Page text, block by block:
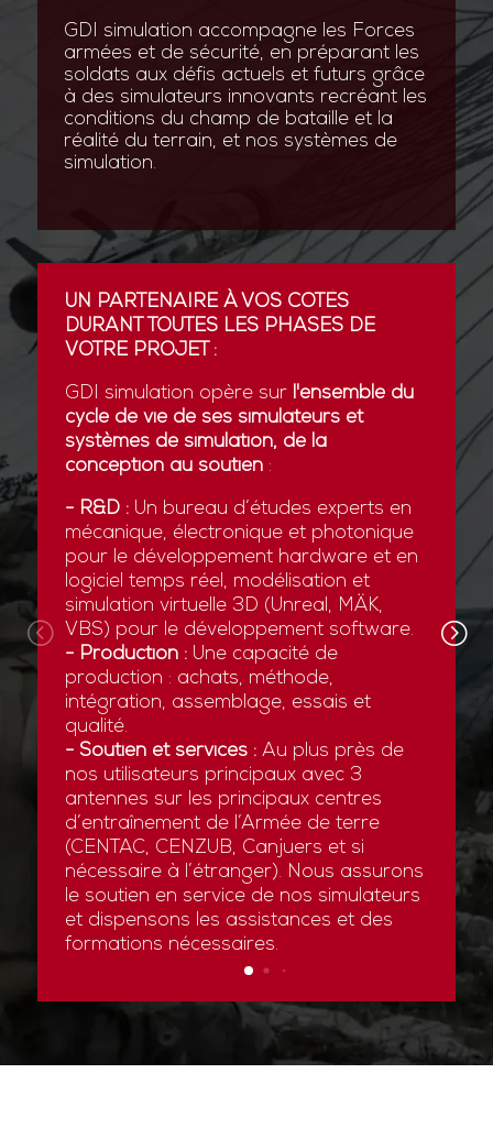
GDI simulation accompagne les Forces
armées et de sécurité, en préparant les
soldats aux défis actuels et futurs grâce
à des simulateurs innovants recréant les
conditions du champ de bataille et la
réalité du terrain, et nos systèmes de
simulation.
UN PARTENAIRE À VOS CÔTÉS
DURANT TOUTES LES PHASES DE
VOTRE PROJET :
GDI simulation opère sur l'ensemble du
cycle de vie de ses simulateurs et
systèmes de simulation, de la
conception au soutien:
- R&D :Un bureau d’études experts en
mécanique, électronique et photonique
pour le développement hardware et en
logiciel temps réel, modélisation et
simulation virtuelle 3D (Unreal, MÄK,
VBS) pour le développement software.
- Production :Une capacité de
production : achats, méthode,
intégration, assemblage, essais et
qualité.
- Soutien et services :Au plus près de
nos utilisateurs principaux avec 3
antennes sur les principaux centres
d’entraînement de l’Armée de terre
(CENTAC, CENZUB, Canjuers et si
nécessaire à l’étranger). Nous assurons
le soutien en service de nos simulateurs
et dispensons les assistances et des
formations nécessaires.